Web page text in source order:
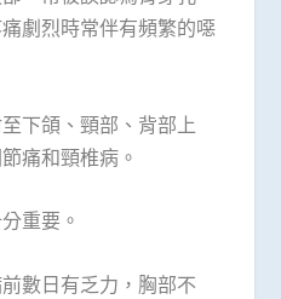
劇烈時常伴有頻繁的噁
下頜、頸部、背部上
痛和頸椎病。
重要。
數日有乏力，胸部不